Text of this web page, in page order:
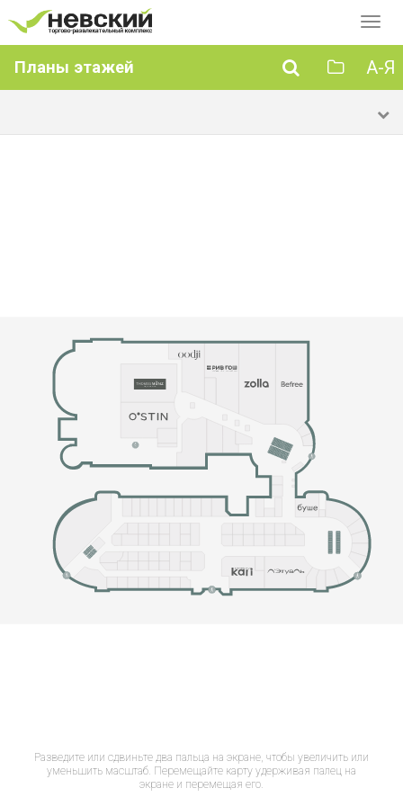
Планы этажей А-Я
Разведите или сдвиньте два пальца на экране, чтобы увеличить или
уменьшить масштаб. Перемещайте карту удерживая палец на
экране и перемещая его.